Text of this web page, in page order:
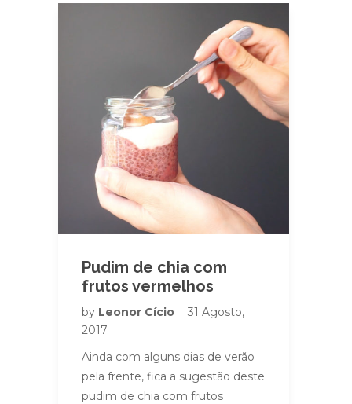
Pudim de chia com
frutos vermelhos
by Leonor Cício
31 Agosto,
2017
Ainda com alguns dias de verão
pela frente, fica a sugestão deste
pudim de chia com frutos